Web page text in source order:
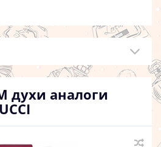
духи аналоги